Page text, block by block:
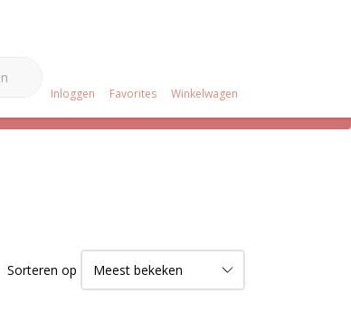
Inloggen Favorites Winkelwagen
Sorteren op